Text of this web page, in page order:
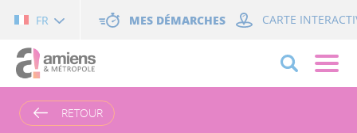
FR MES DÉMARCHES CARTE
RETOUR